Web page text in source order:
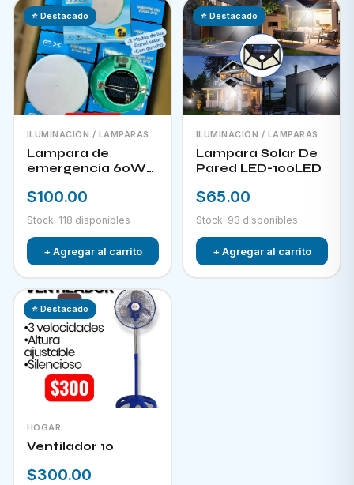
⭐ Destacado
ILUMINACIÓN / LAMPARAS
Lampara de
emergencia 60W
$100.00
Stock: 118 disponibles
+ Agregar al carrito
⭐ Destacado
ILUMINACIÓN / LAMPARAS
Lampara Solar De
Pared LED-100LED
$65.00
Stock: 93 disponibles
+ Agregar al carrito
⭐ Destacado
HOGAR
Ventilador 10
$300.00